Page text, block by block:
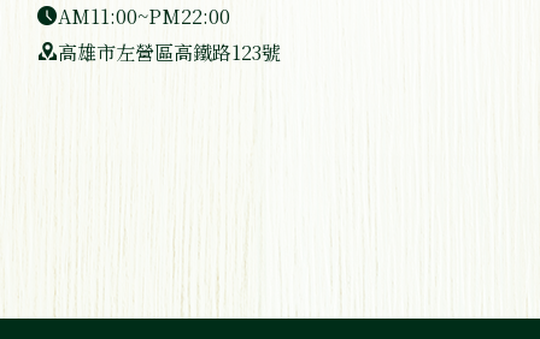
AM11:00~PM22:00
高雄市左營區高鐵路123號